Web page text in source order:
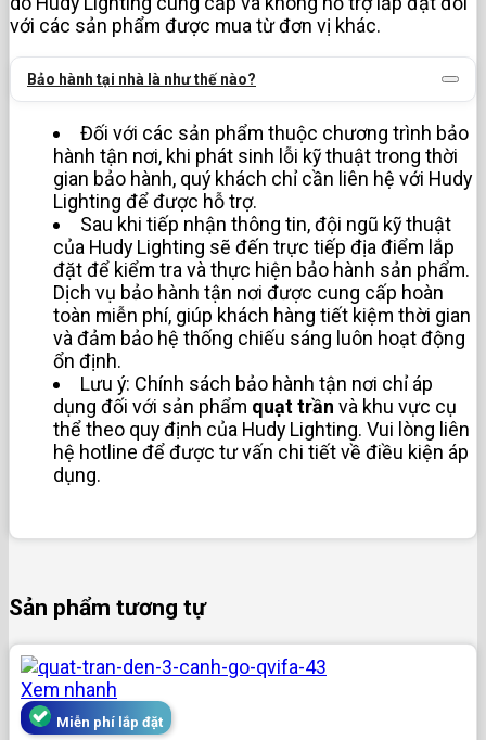
với các sản phẩm được mua từ đơn vị khác.
Bảo hành tại nhà là như thế nào?
Đối với các sản phẩm thuộc chương trình bảo
hành tận nơi, khi phát sinh lỗi kỹ thuật trong thời
gian bảo hành, quý khách chỉ cần liên hệ với Hudy
Lighting để được hỗ trợ.
Sau khi tiếp nhận thông tin, đội ngũ kỹ thuật
của Hudy Lighting sẽ đến trực tiếp địa điểm lắp
đặt để kiểm tra và thực hiện bảo hành sản phẩm.
Dịch vụ bảo hành tận nơi được cung cấp hoàn
toàn miễn phí, giúp khách hàng tiết kiệm thời gian
và đảm bảo hệ thống chiếu sáng luôn hoạt động
ổn định.
Lưu ý: Chính sách bảo hành tận nơi chỉ áp
dụng đối với sản phẩm quạt trần và khu vực cụ
thể theo quy định của Hudy Lighting. Vui lòng liên
hệ hotline để được tư vấn chi tiết về điều kiện áp
dụng.
Sản phẩm tương tự
Xem nhanh
Miễn phí lắp đặt